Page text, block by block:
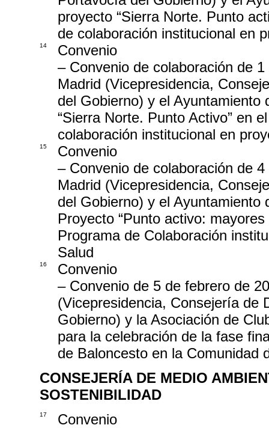
proyecto “Sierra Norte. Punto
de colaboración institucional en
14
Convenio
– Convenio de colaboración de
Madrid (Vicepresidencia,
del Gobierno) y el
“Sierra Norte. Punto Activo” en
colaboración institucional en
15
Convenio
– Convenio de colaboración de
Madrid (Vicepresidencia,
del Gobierno) y el Ayuntamiento
Proyecto “Punto activo:
Programa de Colaboración
Salud
16
Convenio
– Convenio de 5 de febrero de
(Vicepresidencia, Consejería de
Gobierno) y la Asociación de
para la celebración de la fase
de Baloncesto en la Comunidad
CONSEJERÍA DE MEDIO
SOSTENIBILIDAD
17 Convenio